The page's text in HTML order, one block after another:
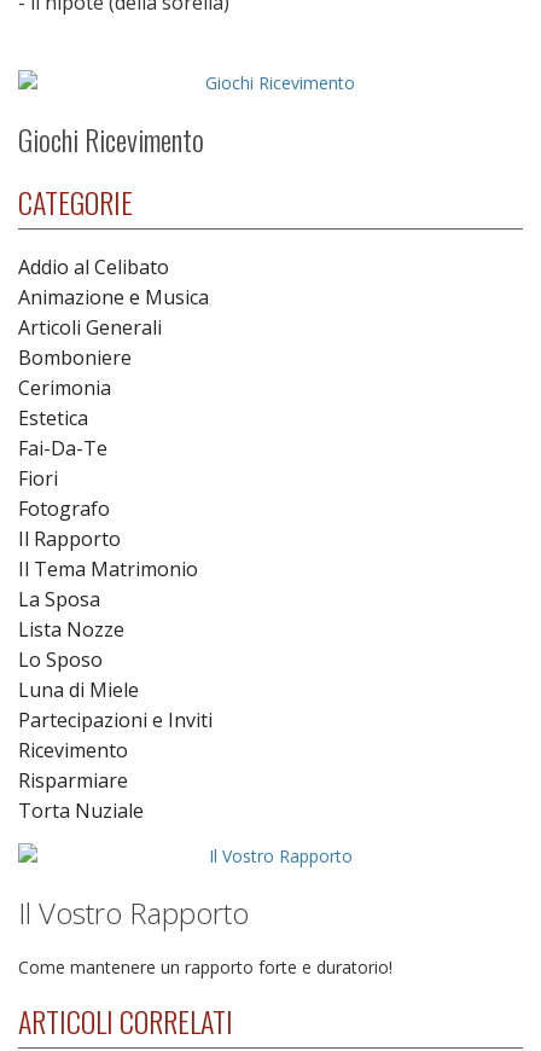
Giochi Ricevimento
CATEGORIE
Addio al Celibato
Animazione e Musica
Articoli Generali
Bomboniere
Cerimonia
Estetica
Fai-Da-Te
Fiori
Fotografo
Il Rapporto
Il Tema Matrimonio
La Sposa
Lista Nozze
Lo Sposo
Luna di Miele
Partecipazioni e Inviti
Ricevimento
Risparmiare
Torta Nuziale
Il Vostro Rapporto
Come mantenere un rapporto forte e duratorio!
ARTICOLI CORRELATI